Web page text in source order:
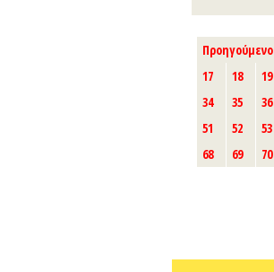
Προηγούμενο
17
18 19
34
35 36
51
52 53
68
69 70